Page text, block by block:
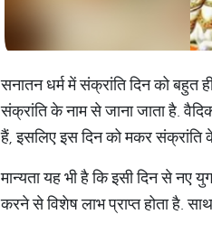
सनातन धर्म में संक्रांति दिन को बहुत
संक्रांति के नाम से जाना जाता है.
हैं, इसलिए इस दिन को मकर संक्रांति
मान्यता यह भी है कि इसी दिन से नए
करने से विशेष लाभ प्राप्त होता है.